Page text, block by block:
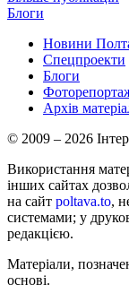
Блоги
Новини
Спецпроекти
Блоги
Архів
© 2009 – 2026
Використання
інших сайтах
на сайт poltava.to,
системами; у
редакцією.
Матеріали,
основі.